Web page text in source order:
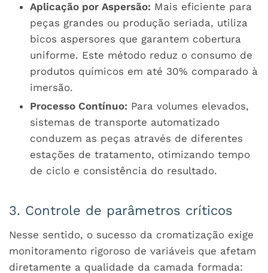
Aplicação por Aspersão: Mais eficiente para
peças grandes ou produção seriada, utiliza
bicos aspersores que garantem cobertura
uniforme. Este método reduz o consumo de
produtos químicos em até 30% comparado à
imersão.
Processo Contínuo: Para volumes elevados,
sistemas de transporte automatizado
conduzem as peças através de diferentes
estações de tratamento, otimizando tempo
de ciclo e consistência do resultado.
3. Controle de parâmetros críticos
Nesse sentido, o sucesso da cromatização exige
monitoramento rigoroso de variáveis que afetam
diretamente a qualidade da camada formada: